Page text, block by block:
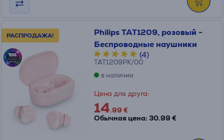
РАСПРОДАЖА!
Philips TAT1209, розовый -
Беспроводные наушники
(4)
TAT1209PK/00
в наличии
Цена для друга:
14.99 €
Обычная цена: 30.99 €